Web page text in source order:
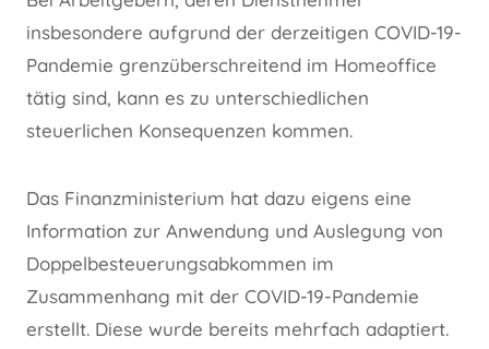
insbesondere aufgrund der derzeitigen COVID-19-
Pandemie grenzüberschreitend im Homeoffice
tätig sind, kann es zu unterschiedlichen
steuerlichen Konsequenzen kommen.
Das Finanzministerium hat dazu eigens eine
Information zur Anwendung und Auslegung von
Doppelbesteuerungsabkommen im
Zusammenhang mit der COVID-19-Pandemie
erstellt. Diese wurde bereits mehrfach adaptiert.